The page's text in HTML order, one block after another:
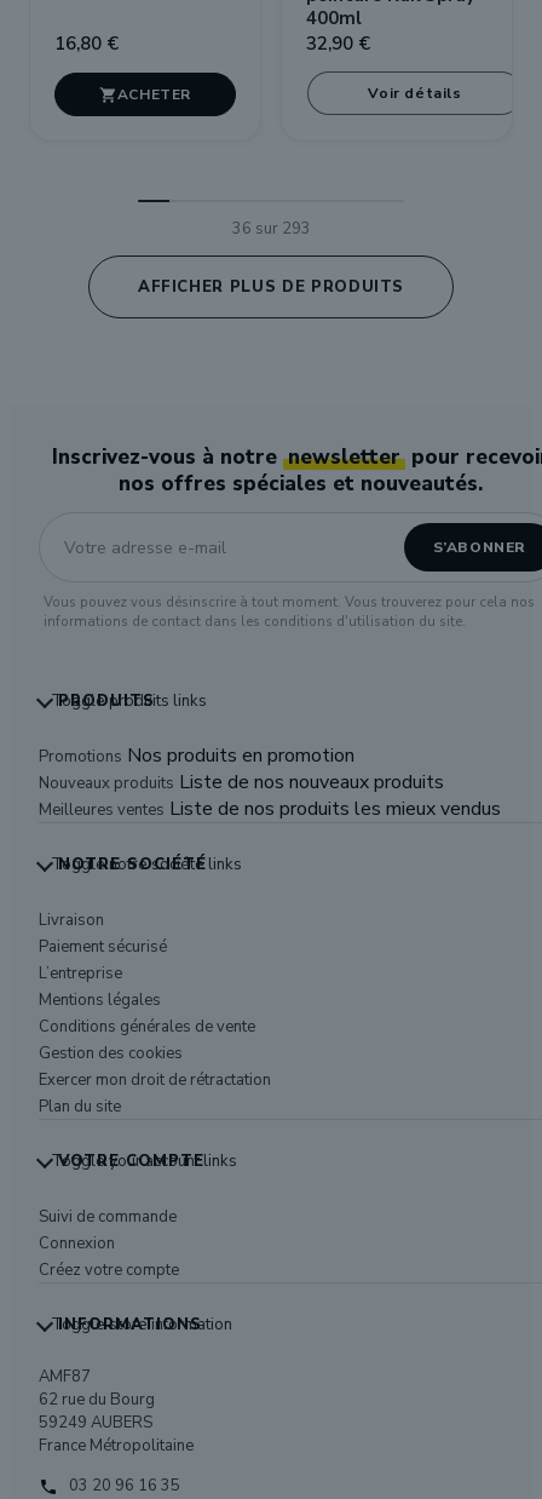
16,80 €

400ml
32,90 €
Voir détails
36 sur 293
AFFICHER PLUS DE PRODUITS
Inscrivez-vous à notre newsletterpour
nos offres spéciales et nouveautés.
Vous pouvez vous désinscrire à tout moment. Vous trouverez pour cela nos
informations de contact dans les conditions d'utilisation du site.
PRODUITS
Toggle produits links
Promotions Nos produits en promotion
Nouveaux produits Liste de nos nouveaux produits
Meilleures ventes Liste de nos produits les mieux vendus
NOTRE SOCIÉTÉ
Toggle notre société links
Livraison
Paiement sécurisé
L’entreprise
Mentions légales
Conditions générales de vente
Gestion des cookies
Exercer mon droit de rétractation
Plan du site
VOTRE COMPTE
Toggle your account links
Suivi de commande
Connexion
Créez votre compte
INFORMATIONS
Toggle store information
AMF87
62 rue du Bourg
59249 AUBERS
France Métropolitaine
 03 20 96 16 35